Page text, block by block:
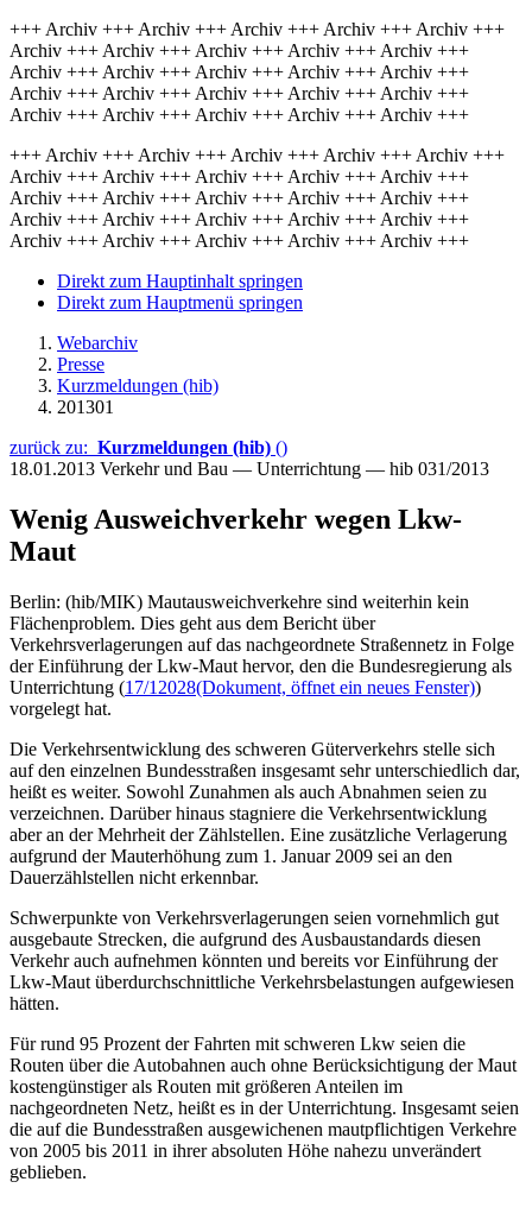
+++ Archiv +++ Archiv +++ Archiv +++ Archiv +++ Archiv +++
Archiv +++ Archiv +++ Archiv +++ Archiv +++ Archiv +++
Archiv +++ Archiv +++ Archiv +++ Archiv +++ Archiv +++
Archiv +++ Archiv +++ Archiv +++ Archiv +++ Archiv +++
Archiv +++ Archiv +++ Archiv +++ Archiv +++ Archiv +++
+++ Archiv +++ Archiv +++ Archiv +++ Archiv +++ Archiv +++
Archiv +++ Archiv +++ Archiv +++ Archiv +++ Archiv +++
Archiv +++ Archiv +++ Archiv +++ Archiv +++ Archiv +++
Archiv +++ Archiv +++ Archiv +++ Archiv +++ Archiv +++
Archiv +++ Archiv +++ Archiv +++ Archiv +++ Archiv +++
Direkt zum Hauptinhalt springen
Direkt zum Hauptmenü springen
Webarchiv
Presse
Kurzmeldungen (hib)
201301
zurück zu: Kurzmeldungen (hib) ()
18.01.2013 Verkehr und Bau — Unterrichtung — hib 031/2013
Wenig Ausweichverkehr wegen Lkw-
Maut
Berlin: (hib/MIK) Mautausweichverkehre sind weiterhin kein
Flächenproblem. Dies geht aus dem Bericht über
Verkehrsverlagerungen auf das nachgeordnete Straßennetz in Folge
der Einführung der Lkw-Maut hervor, den die Bundesregierung als
Unterrichtung (17/12028(Dokument, öffnet ein neues Fenster))
vorgelegt hat.
Die Verkehrsentwicklung des schweren Güterverkehrs stelle sich
auf den einzelnen Bundesstraßen insgesamt sehr unterschiedlich dar,
heißt es weiter. Sowohl Zunahmen als auch Abnahmen seien zu
verzeichnen. Darüber hinaus stagniere die Verkehrsentwicklung
aber an der Mehrheit der Zählstellen. Eine zusätzliche Verlagerung
aufgrund der Mauterhöhung zum 1. Januar 2009 sei an den
Dauerzählstellen nicht erkennbar.
Schwerpunkte von Verkehrsverlagerungen seien vornehmlich gut
ausgebaute Strecken, die aufgrund des Ausbaustandards diesen
Verkehr auch aufnehmen könnten und bereits vor Einführung der
Lkw-Maut überdurchschnittliche Verkehrsbelastungen aufgewiesen
hätten.
Für rund 95 Prozent der Fahrten mit schweren Lkw seien die
Routen über die Autobahnen auch ohne Berücksichtigung der Maut
kostengünstiger als Routen mit größeren Anteilen im
nachgeordneten Netz, heißt es in der Unterrichtung. Insgesamt seien
die auf die Bundesstraßen ausgewichenen mautpflichtigen Verkehre
von 2005 bis 2011 in ihrer absoluten Höhe nahezu unverändert
geblieben.